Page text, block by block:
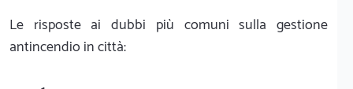
Le risposte ai dubbi più comuni sulla gestione
antincendio in città: